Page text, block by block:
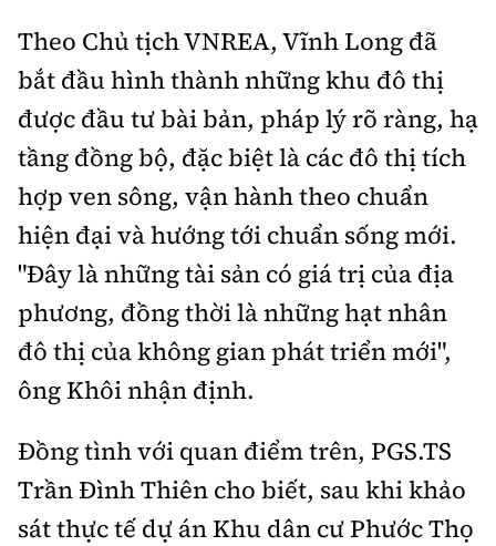
Theo Chủ tịch VNREA, Vĩnh Long đã
bắt đầu hình thành những khu đô thị
được đầu tư bài bản, pháp lý rõ ràng, hạ
tầng đồng bộ, đặc biệt là các đô thị tích
hợp ven sông, vận hành theo chuẩn
hiện đại và hướng tới chuẩn sống mới.
"Đây là những tài sản có giá trị của địa
phương, đồng thời là những hạt nhân
đô thị của không gian phát triển mới",
ông Khôi nhận định.
Đồng tình với quan điểm trên, PGS.TS
Trần Đình Thiên cho biết, sau khi khảo
sát thực tế dự án Khu dân cư Phước Thọ